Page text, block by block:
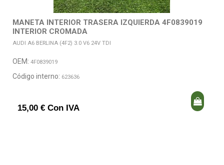
MANETA INTERIOR TRASERA IZQUIERDA 4F0839019
INTERIOR CROMADA
AUDI A6 BERLINA (4F2) 3.0 V6 24V TDI
OEM: 4F0839019
Código interno: 623636
15,00 € Con IVA